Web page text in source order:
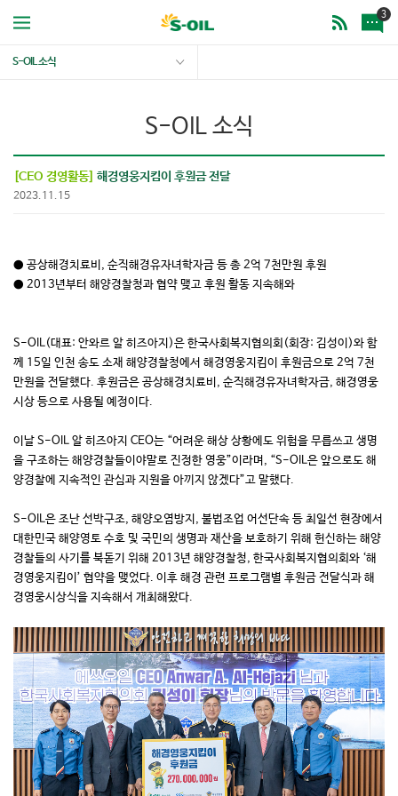
3
S-OIL 소식
S-OIL 소식
[CEO 경영활동] 해경영웅지킴이 후원금 전달
2023.11.15
● 공상해경치료비, 순직해경유자녀학자금 등 총 2억 7천만원 후원
● 2013년부터 해양경찰청과 협약 맺고 후원 활동 지속해와
S-OIL(대표: 안와르 알 히즈아지)은 한국사회복지협의회(회장: 김성이)와 함
께 15일 인천 송도 소재 해양경찰청에서 해경영웅지킴이 후원금으로 2억 7천
만원을 전달했다. 후원금은 공상해경치료비, 순직해경유자녀학자금, 해경영웅
시상 등으로 사용될 예정이다.
이날 S-OIL 알 히즈아지 CEO는 “어려운 해상 상황에도 위험을 무릅쓰고 생명
을 구조하는 해양경찰들이야말로 진정한 영웅”이라며, “S-OIL은 앞으로도 해
양경찰에 지속적인 관심과 지원을 아끼지 않겠다”고 말했다.
S-OIL은 조난 선박구조, 해양오염방지, 불법조업 어선단속 등 최일선 현장에서
대한민국 해양영토 수호 및 국민의 생명과 재산을 보호하기 위해 헌신하는 해양
경찰들의 사기를 북돋기 위해 2013년 해양경찰청, 한국사회복지협의회와 ‘해
경영웅지킴이’ 협약을 맺었다. 이후 해경 관련 프로그램별 후원금 전달식과 해
경영웅시상식을 지속해서 개최해왔다.